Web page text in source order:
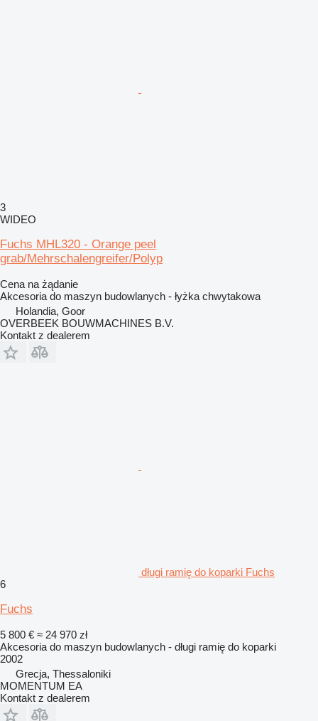
3
WIDEO
Fuchs MHL320 - Orange peel
grab/Mehrschalengreifer/Polyp
Cena na żądanie
Akcesoria do maszyn budowlanych - łyżka chwytakowa
Holandia, Goor
OVERBEEK BOUWMACHINES B.V.
Kontakt z dealerem
długi ramię do koparki Fuchs
6
Fuchs
5 800 € ≈ 24 970 zł
Akcesoria do maszyn budowlanych - długi ramię do koparki
2002
Grecja, Thessaloniki
MOMENTUM EA
Kontakt z dealerem